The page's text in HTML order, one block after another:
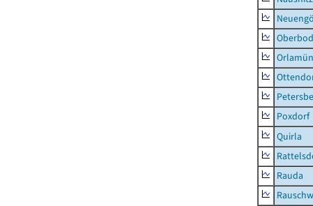
Poxdorf
Quirla
Rauda